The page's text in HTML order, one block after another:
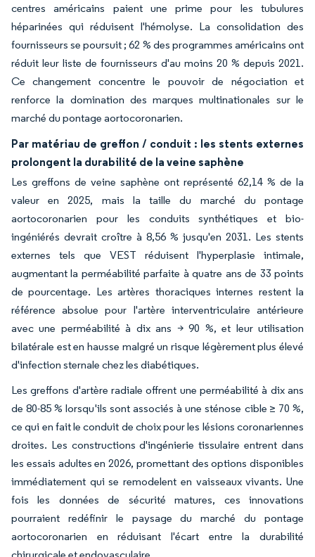
centres américains paient une prime pour les tubulures
héparinées qui réduisent l'hémolyse. La consolidation des
fournisseurs se poursuit ; 62 % des programmes américains ont
réduit leur liste de fournisseurs d'au moins 20 % depuis 2021.
Ce changement concentre le pouvoir de négociation et
renforce la domination des marques multinationales sur le
marché du pontage aortocoronarien.
Par matériau de greffon / conduit : les stents externes
prolongent la durabilité de la veine saphène
Les greffons de veine saphène ont représenté 62,14 % de la
valeur en 2025, mais la taille du marché du pontage
aortocoronarien pour les conduits synthétiques et bio-
ingéniérés devrait croître à 8,56 % jusqu'en 2031. Les stents
externes tels que VEST réduisent l'hyperplasie intimale,
augmentant la perméabilité parfaite à quatre ans de 33 points
de pourcentage. Les artères thoraciques internes restent la
référence absolue pour l'artère interventriculaire antérieure
avec une perméabilité à dix ans > 90 %, et leur utilisation
bilatérale est en hausse malgré un risque légèrement plus élevé
d'infection sternale chez les diabétiques.
Les greffons d'artère radiale offrent une perméabilité à dix ans
de 80-85 % lorsqu'ils sont associés à une sténose cible ≥ 70 %,
ce qui en fait le conduit de choix pour les lésions coronariennes
droites. Les constructions d'ingénierie tissulaire entrent dans
les essais adultes en 2026, promettant des options disponibles
immédiatement qui se remodelent en vaisseaux vivants. Une
fois les données de sécurité matures, ces innovations
pourraient redéfinir le paysage du marché du pontage
aortocoronarien en réduisant l'écart entre la durabilité